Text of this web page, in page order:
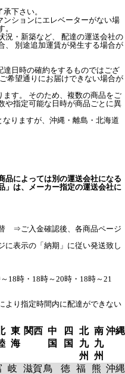
下さい。
ションにエレベーターがない場
況・新築など、 配達の運送会社の
、 別途追加運賃が発生する場合が
日時の確約をするものではござ
希望通りにお届けできない場合が
す。 そのため、複数の商品をご
や指定可能な日時が商品ごとに異
りますが、沖縄・離島・北海道
によっては別の運送会社になる
」は、メーカー指定の運送会社に
⇒ご入金確認後、各商品ページ
表示の「納期」に従い発送致し
18時・18時～20時・18時～21
より指定時間内に配達ができない
東
海
関西 中
国
四
国
北
九
州
南
九
州
沖縄
岐
滋賀 鳥
徳 福
熊 沖縄